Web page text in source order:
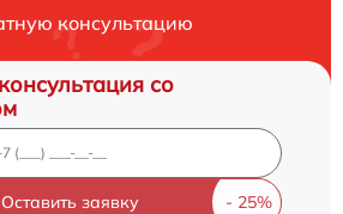
консультацию
со
Оставить заявку